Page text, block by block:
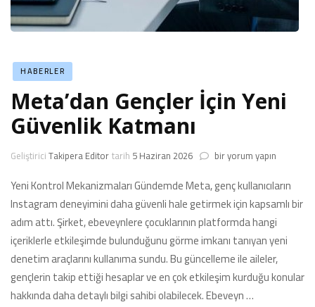
HABERLER
Meta’dan Gençler İçin Yeni
Güvenlik Katmanı
GeliştiriciTakipera Editortarih 5 Haziran 2026 Meta’dan
İçin
Yeni
Güvenlik
Katmanı
için
bir yorum yapın
Yeni Kontrol Mekanizmaları Gündemde Meta, genç kullanıcıların
Instagram deneyimini daha güvenli hale getirmek için kapsamlı bir
adım attı. Şirket, ebeveynlere çocuklarının platformda hangi
içeriklerle etkileşimde bulunduğunu görme imkanı tanıyan yeni
denetim araçlarını kullanıma sundu. Bu güncelleme ile aileler,
gençlerin takip ettiği hesaplar ve en çok etkileşim kurduğu konular
hakkında daha detaylı bilgi sahibi olabilecek. Ebeveyn …